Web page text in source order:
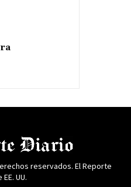
reservados. El Reporte
UU.